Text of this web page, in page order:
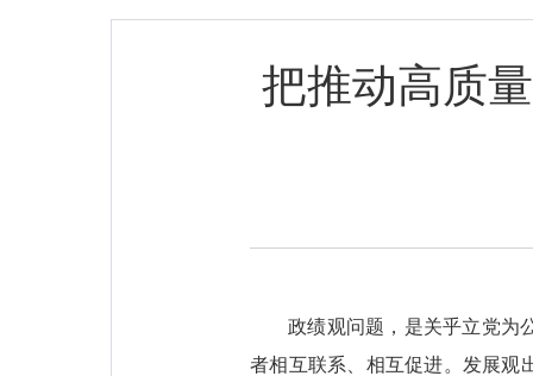
把推动高质
政绩观问题，是关乎立党为
者相互联系、相互促进。发展观